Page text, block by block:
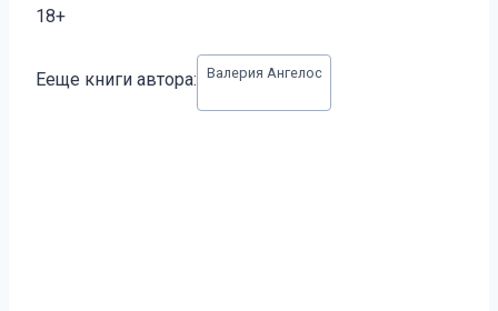
18+
записи:
Ееще книги автора: Валерия Ангелос